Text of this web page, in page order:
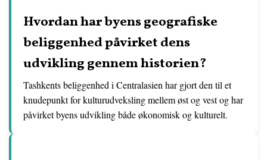
Hvordan har byens geografiske
beliggenhed påvirket dens
udvikling gennem historien?
Tashkents beliggenhed i Centralasien har gjort den til et
knudepunkt for kulturudveksling mellem øst og vest og har
påvirket byens udvikling både økonomisk og kulturelt.